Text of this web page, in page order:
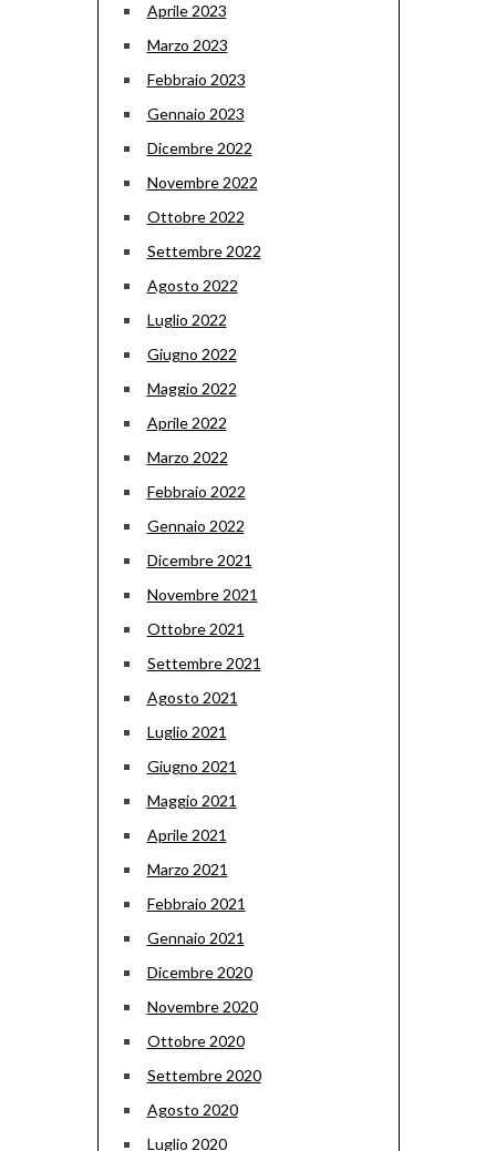
Aprile 2023
Marzo 2023
Febbraio 2023
Gennaio 2023
Dicembre 2022
Novembre 2022
Ottobre 2022
Settembre 2022
Agosto 2022
Luglio 2022
Giugno 2022
Maggio 2022
Aprile 2022
Marzo 2022
Febbraio 2022
Gennaio 2022
Dicembre 2021
Novembre 2021
Ottobre 2021
Settembre 2021
Agosto 2021
Luglio 2021
Giugno 2021
Maggio 2021
Aprile 2021
Marzo 2021
Febbraio 2021
Gennaio 2021
Dicembre 2020
Novembre 2020
Ottobre 2020
Settembre 2020
Agosto 2020
Luglio 2020